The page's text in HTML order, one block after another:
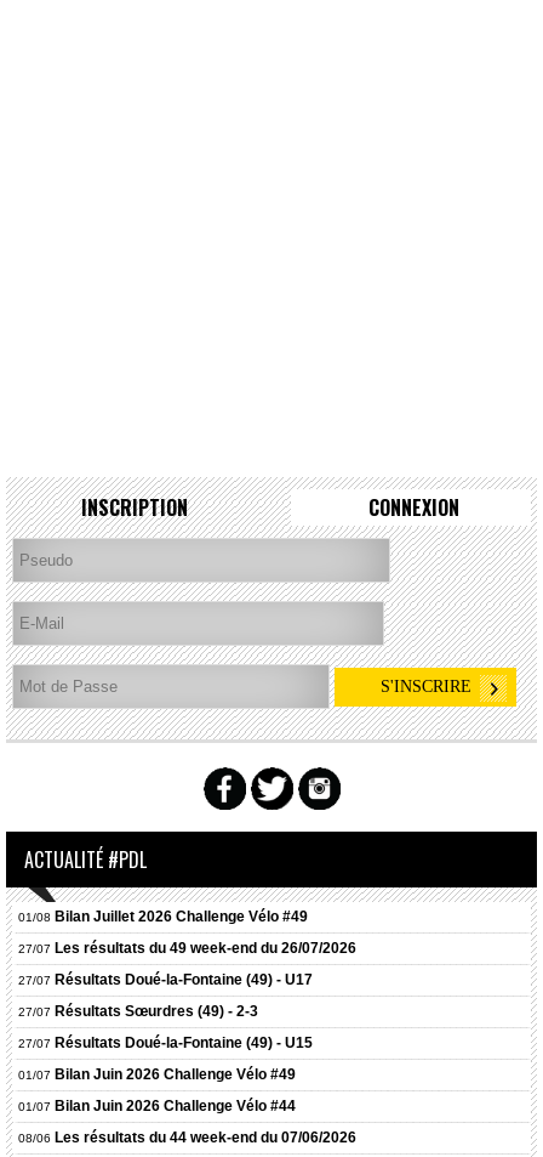
INSCRIPTION CONNEXION
ACTUALITÉ #PDL
01/08 Bilan Juillet 2026 Challenge Vélo #49
27/07 Les résultats du 49 week-end du 26/07/2026
27/07 Résultats Doué-la-Fontaine (49) - U17
27/07 Résultats Sœurdres (49) - 2-3
27/07 Résultats Doué-la-Fontaine (49) - U15
01/07 Bilan Juin 2026 Challenge Vélo #49
01/07 Bilan Juin 2026 Challenge Vélo #44
08/06 Les résultats du 44 week-end du 07/06/2026